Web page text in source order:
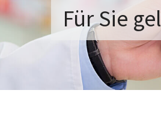
Für Sie